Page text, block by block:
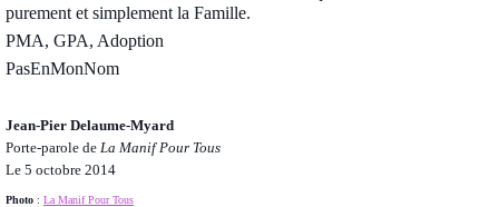
purement et simplement la Famille.
PMA, GPA, Adoption
PasEnMonNom
Jean-Pier Delaume-Myard
Porte-parole de La Manif Pour Tous
Le 5 octobre 2014
Photo : La Manif Pour Tous